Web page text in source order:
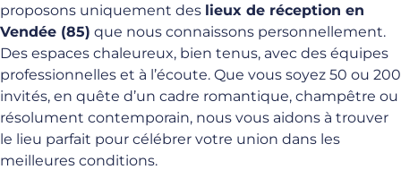
proposons uniquement des lieux de réception en
Vendée (85) que nous connaissons personnellement.
Des espaces chaleureux, bien tenus, avec des équipes
professionnelles et à l’écoute. Que vous soyez 50 ou 200
invités, en quête d’un cadre romantique, champêtre ou
résolument contemporain, nous vous aidons à trouver
le lieu parfait pour célébrer votre union dans les
meilleures conditions.